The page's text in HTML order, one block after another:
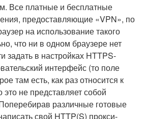
Все платные и бесплатные
предоставляющие «VPN», по
на использование такого
что ни в одном браузере нет
задать в настройках HTTPS-
интерфейс (то поле
там есть, как раз относится к
не представляет собой
различные готовые
свой HTTP(S) прокси-